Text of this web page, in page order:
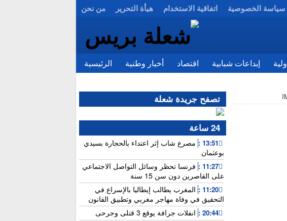
من نحن هيأة التحرير اتفاقية الاستخدام سياسة الخصوصية
الرئيسية أخبار وطنية اقتصاد إبداعات شبابية
تصفح جريدة شعلة
24 ساعة
13:51 :
مصرع شاب إثر اعتداء بالحجارة بسيدي
بوعثمان
11:27 :
فرنسا تحظر وسائل التواصل الاجتماعي
على القاصرين دون سن 15 سنة
11:20 :
المغرب يطالب إيطاليا بالإسراع في
التحقيق في وفاة مهاجر مغربي وتطبيق القانون
20:44 : انفلات جرافة يوقع 3 قتلى وجرحى